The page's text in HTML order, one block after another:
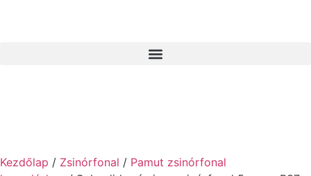
Kezdőlap / Zsinórfonal / Pamut zsinórfonal